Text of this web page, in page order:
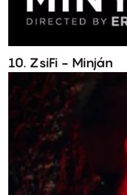
10. ZsiFi - Minján